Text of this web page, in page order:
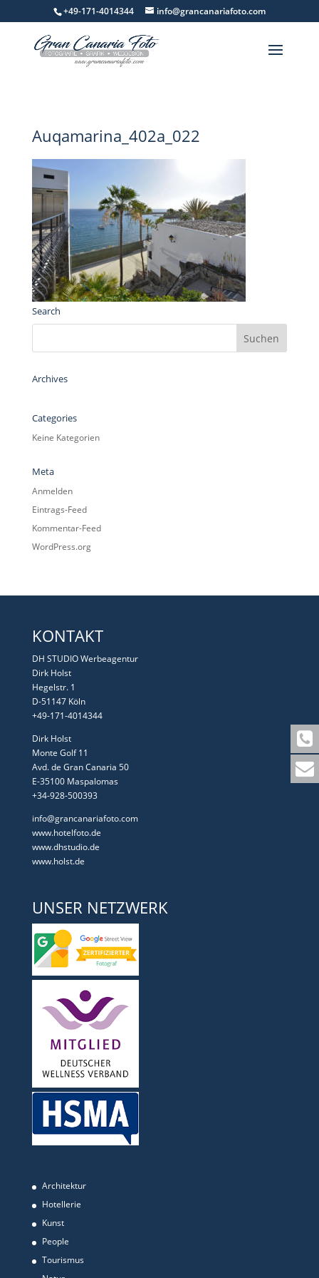
+49-171-4014344 info@grancanariafoto.com
Auqamarina_402a_022
Search
Archives
Categories
Keine Kategorien
Meta
Anmelden
Eintrags-Feed
Kommentar-Feed
WordPress.org
KONTAKT
DH STUDIO Werbeagentur
Dirk Holst
Hegelstr. 1
D-51147 Köln
+49-171-4014344
Dirk Holst
Monte Golf 11
Avd. de Gran Canaria 50
E-35100 Maspalomas
+34-928-500393
info@grancanariafoto.com
www.hotelfoto.de
www.dhstudio.de
www.holst.de
UNSER NETZWERK
Architektur
Hotellerie
Kunst
People
Tourismus